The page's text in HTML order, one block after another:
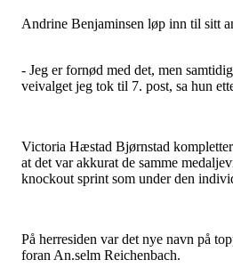
Andrine Benjaminsen løp inn til sitt
- Jeg er fornød med det, men
veivalget jeg tok til 7. post, sa hun
Victoria Hæstad Bjørnstad
at det var akkurat de samme
knockout sprint som under den
På herresiden var det nye navn på
foran An.selm Reichenbach.